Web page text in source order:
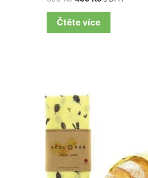
Čtěte více
byla:
499 Kč.